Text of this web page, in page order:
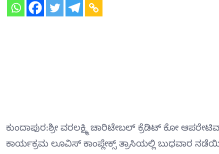
ಕುಂದಾಪುರ:ಶ್ರೀ ವರಲಕ್ಷ್ಮಿ ಚಾರಿಟೇಬಲ್ ಕ್ರೆಡಿಟ್ ಕೋ
ಕಾರ್ಯಕ್ರಮ ಲೂವಿಸ್ ಕಾಂಪ್ಲೇಕ್ಸ್ ತ್ರಾಸಿಯಲ್ಲಿ ಬುಧವಾರ